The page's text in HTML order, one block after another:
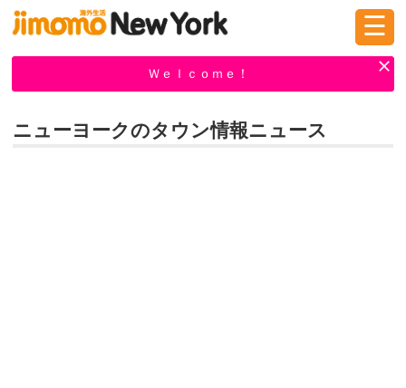
☰
Ｗｅｌｃｏｍｅ！
ニューヨークのタウン情報ニュース